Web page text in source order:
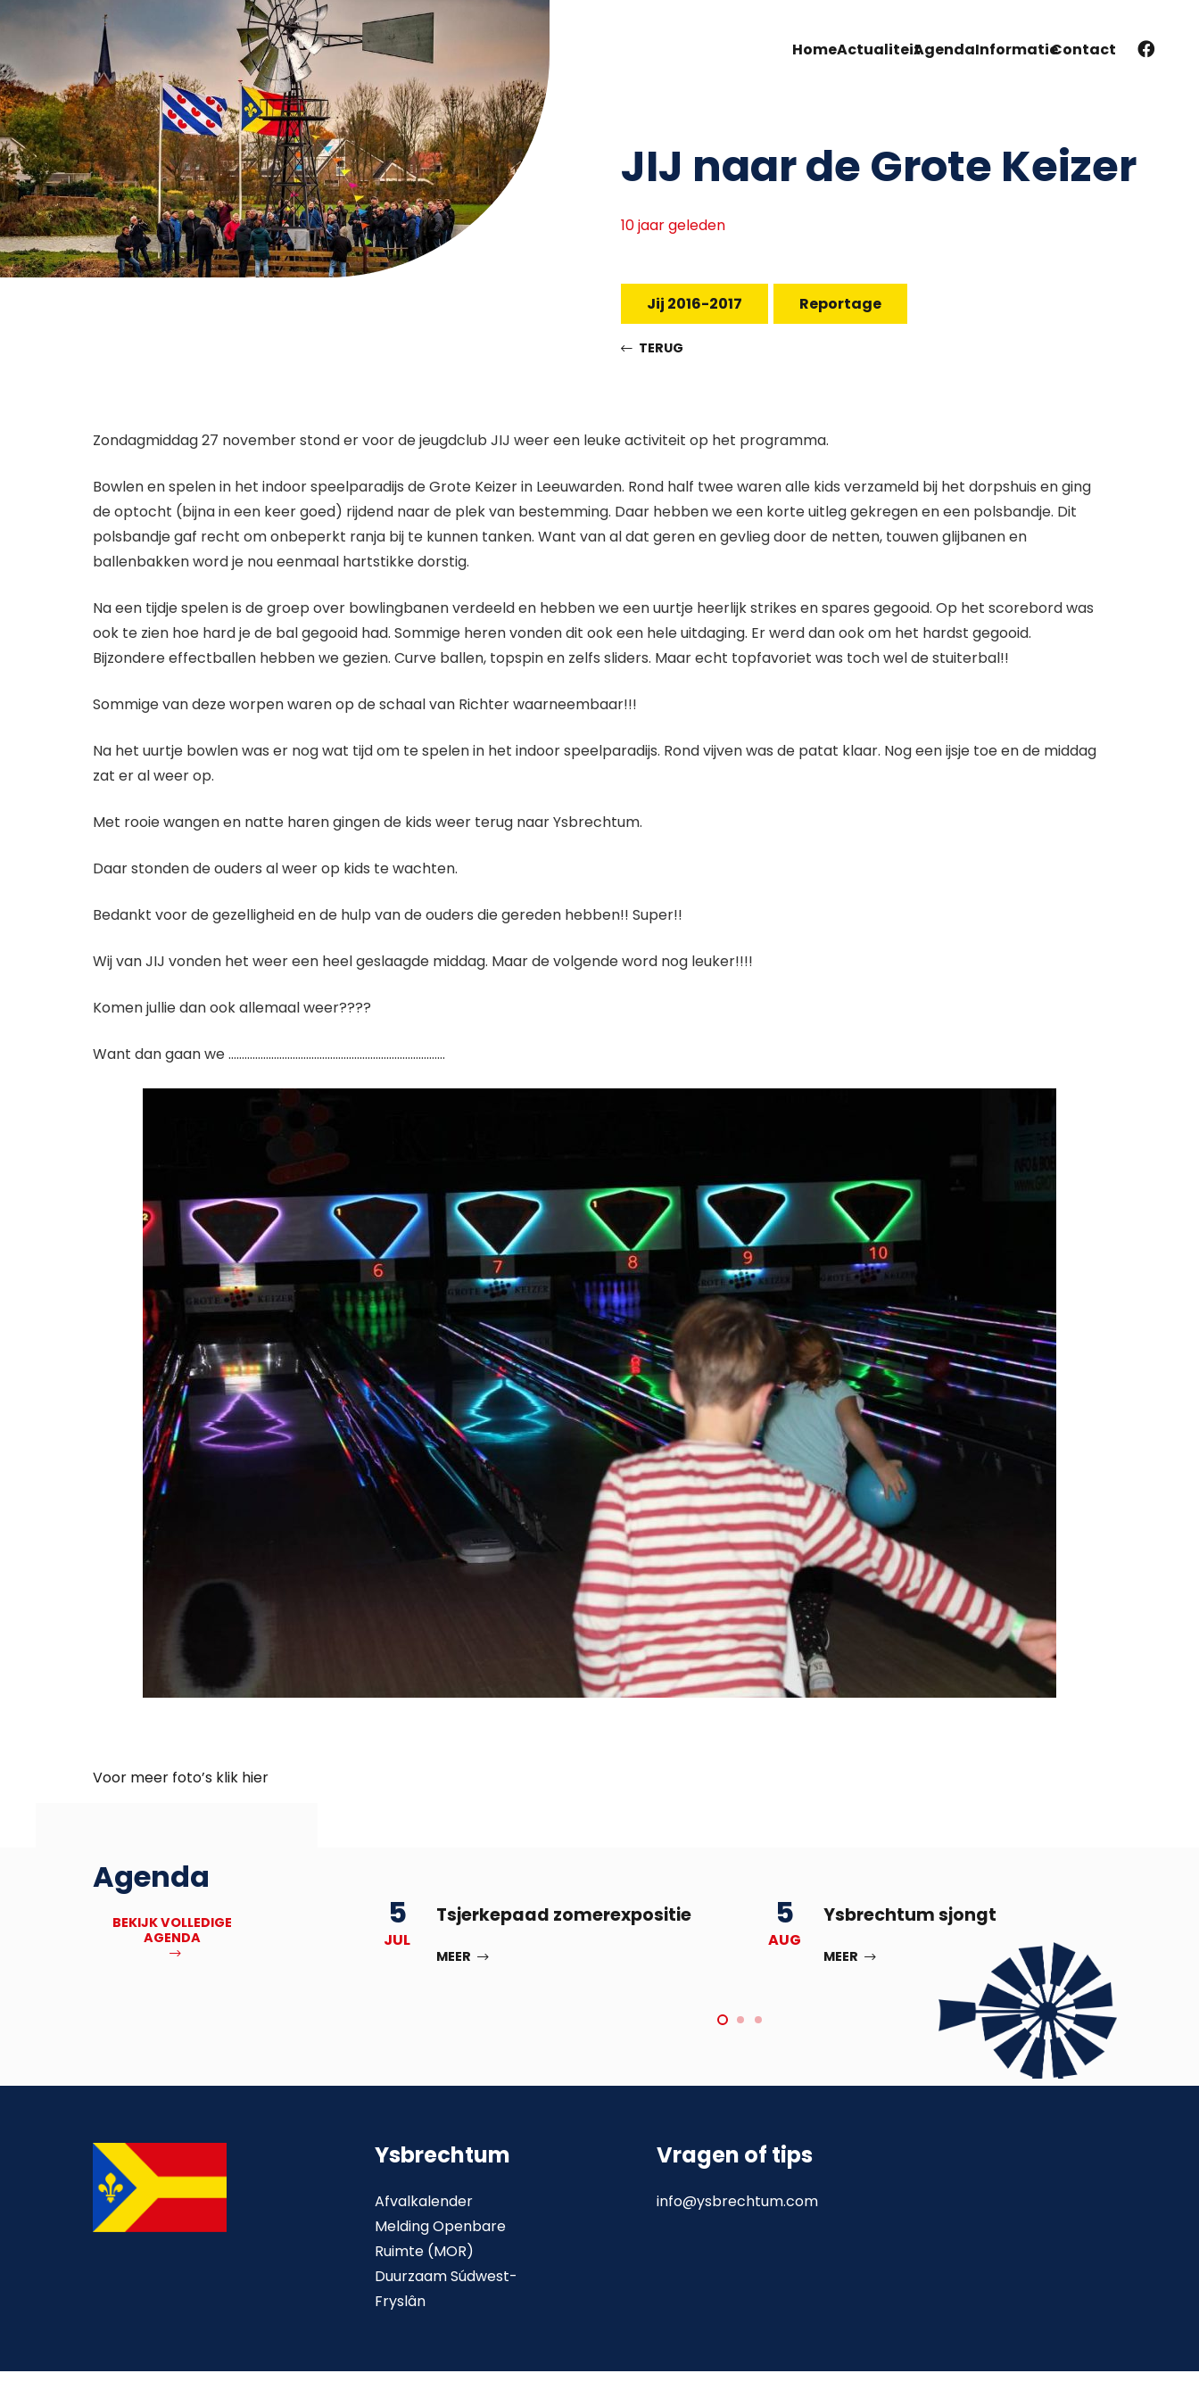
HomeActualiteitAgendaInformatieContact
JIJ naar de Grote Keizer
10 jaar geleden
Jij 2016-2017 Reportage
TERUG
Zondagmiddag 27 november stond er voor de jeugdclub JIJ weer een leuke activiteit op het programma.
Bowlen en spelen in het indoor speelparadijs de Grote Keizer in Leeuwarden. Rond half twee waren alle kids verzameld bij het dorpshuis en ging
de optocht (bijna in een keer goed) rijdend naar de plek van bestemming. Daar hebben we een korte uitleg gekregen en een polsbandje. Dit
polsbandje gaf recht om onbeperkt ranja bij te kunnen tanken. Want van al dat geren en gevlieg door de netten, touwen glijbanen en
ballenbakken word je nou eenmaal hartstikke dorstig.
Na een tijdje spelen is de groep over bowlingbanen verdeeld en hebben we een uurtje heerlijk strikes en spares gegooid. Op het scorebord was
ook te zien hoe hard je de bal gegooid had. Sommige heren vonden dit ook een hele uitdaging. Er werd dan ook om het hardst gegooid.
Bijzondere effectballen hebben we gezien. Curve ballen, topspin en zelfs sliders. Maar echt topfavoriet was toch wel de stuiterbal!!
Sommige van deze worpen waren op de schaal van Richter waarneembaar!!!
Na het uurtje bowlen was er nog wat tijd om te spelen in het indoor speelparadijs. Rond vijven was de patat klaar. Nog een ijsje toe en de middag
zat er al weer op.
Met rooie wangen en natte haren gingen de kids weer terug naar Ysbrechtum.
Daar stonden de ouders al weer op kids te wachten.
Bedankt voor de gezelligheid en de hulp van de ouders die gereden hebben!! Super!!
Wij van JIJ vonden het weer een heel geslaagde middag. Maar de volgende word nog leuker!!!!
Komen jullie dan ook allemaal weer????
Want dan gaan we ………………………………………………………………………
Voor meer foto’s klik hier
Agenda
BEKIJK VOLLEDIGE
AGENDA
Deadline Bronbankpraet 5
JUL
Tsjerkepaad zomerexpositie
MEER
5
AUG
Ysbrechtum sjongt
MEER
Ysbrechtum
Afvalkalender
Melding Openbare
Ruimte (MOR)
Duurzaam Súdwest-
Fryslân
Vragen of tips
info@ysbrechtum.com